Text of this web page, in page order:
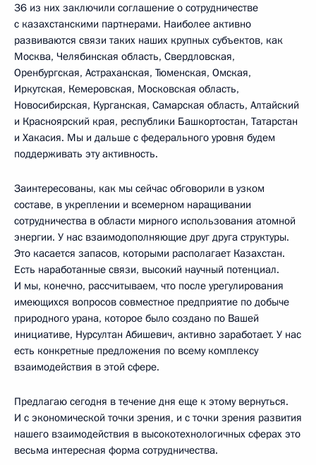
36 из них заключили соглашение о сотрудничестве
с казахстанскими партнерами. Наиболее активно
развиваются связи таких наших крупных субъектов, как
Москва, Челябинская область, Свердловская,
Оренбургская, Астраханская, Тюменская, Омская,
Иркутская, Кемеровская, Московская область,
Новосибирская, Курганская, Самарская область, Алтайский
и Красноярский края, республики Башкортостан, Татарстан
и Хакасия. Мы и дальше с федерального уровня будем
поддерживать эту активность.
Заинтересованы, как мы сейчас обговорили в узком
составе, в укреплении и всемерном наращивании
сотрудничества в области мирного использования атомной
энергии. У нас взаимодополняющие друг друга структуры.
Это касается запасов, которыми располагает Казахстан.
Есть наработанные связи, высокий научный потенциал.
И мы, конечно, рассчитываем, что после урегулирования
имеющихся вопросов совместное предприятие по добыче
природного урана, которое было создано по Вашей
инициативе, Нурсултан Абишевич, активно заработает. У нас
есть конкретные предложения по всему комплексу
взаимодействия в этой сфере.
Предлагаю сегодня в течение дня еще к этому вернуться.
И с экономической точки зрения, и с точки зрения развития
нашего взаимодействия в высокотехнологичных сферах это
весьма интересная форма сотрудничества.